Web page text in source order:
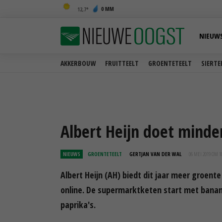
12,7 0 MM
AKKERBOUW FRUITTEELT GROENTETEELT
Albert Heijn doet
NIEUWS GROENTETEELT GERTJAN VAN DER WAL 06 MEI 2019 OM
Albert Heijn (AH) biedt dit jaar meer
online. De supermarktketen start met
paprika's.